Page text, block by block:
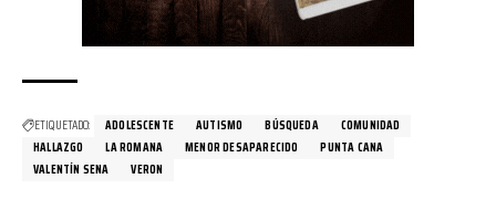
ETIQUETADO: ADOLESCENTE AUTISMO BÚSQUEDA
COMUNIDAD
HALLAZGO
LA ROMANA MENOR DESAPARECIDO
PUNTA CANA
VALENTÍN SENA
VERON